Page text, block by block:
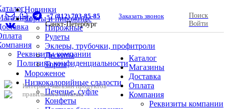
Реквизиты компании
Политика конфиденциальности
Новинки
Торты и пирожные
Пирожные
Рулеты
Эклеры, трубочки, профитроли
Десерты
Торты
Мороженое
Низкокалорийные сладости
Печенье, суфле
Конфеты
+7 (812) 703-85-85
Заказать звонок
Санкт-Петербург
Поиск
Войти
Интернет-магазин продуктов
правильного питания
Каталог
Магазины
Доставка
Оплата
Компания
Реквизиты компании